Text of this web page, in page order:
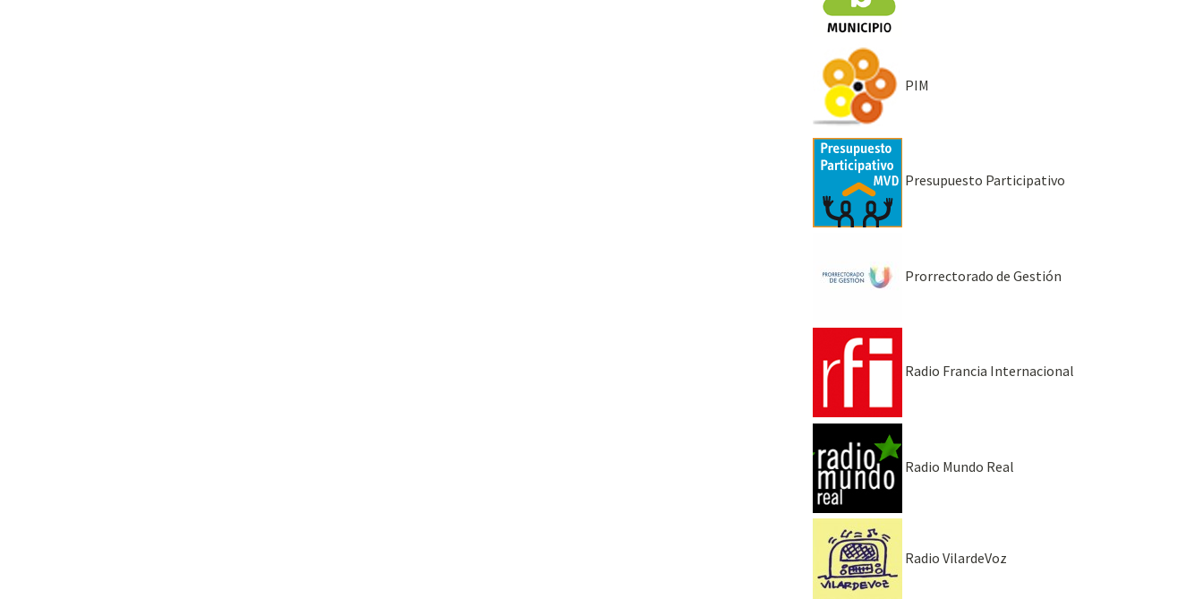
PIM
Presupuesto Participativo
Prorrectorado de Gestión
Radio Francia Internacional
Radio Mundo Real
Radio VilardeVoz